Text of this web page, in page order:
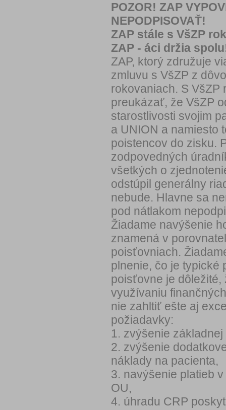
POZOR! ZAP
NEPODPISOVAŤ!
ZAP stále s VšZP
ZAP - áci držia
ZAP, ktorý združuje
zmluvu s VšZP z
rokovaniach. S VšZP
preukázať, že VšZP
starostlivosti svojim
a UNION a namiesto
poistencov do zisku.
zodpovedných
všetkých o
odstúpil generálny
nebude. Hlavne sa
pod nátlakom
Žiadame navýšenie
znamená v
poisťovniach.
plnenie, čo je typické
poisťovne je dôležité,
využívaniu
nie zahltiť ešte aj
požiadavky:
1. zvýšenie
2. zvýšenie
náklady na pacienta,
3. navýšenie platieb
OU,
4. úhradu CRP